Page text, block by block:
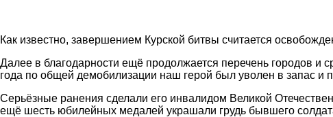
Как известно, завершением Курской битвы считается
Далее в благодарности ещё продолжается перечень городов и
года по общей демобилизации наш герой был уволен в запас и
Серьёзные ранения сделали его инвалидом Великой
ещё шесть юбилейных медалей украшали грудь бывшего